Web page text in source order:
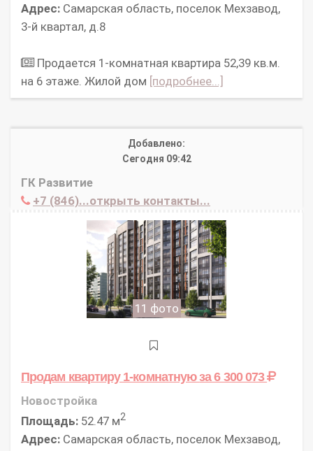
Адрес: Самарская область, поселок Мехзавод,
3-й квартал, д.8
Продается 1-комнатная квартира 52,39 кв.м.
на 6 этаже. Жилой дом [подробнее...]
Добавлено:
Сегодня 09:42
ГК Развитие
+7 (846)...открыть контакты...
11 фото
Продам квартиру 1-комнатнуюза 6 300 073
Новостройка
Площадь: 52.47 м2
Адрес: Самарская область, поселок Мехзавод,